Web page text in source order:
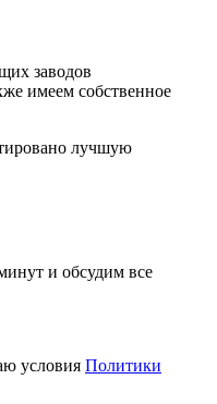
заводов
имеем собственное
лучшую
и обсудим все
условия Политики